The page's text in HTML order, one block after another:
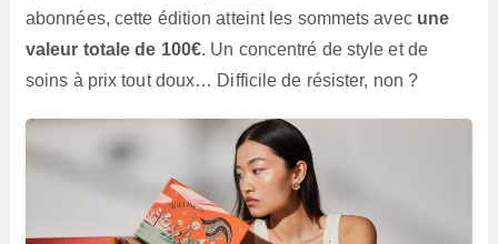
abonnées, cette édition atteint les sommets avec une
valeur totale de 100€. Un concentré de style et de
soins à prix tout doux… Difficile de résister, non ?